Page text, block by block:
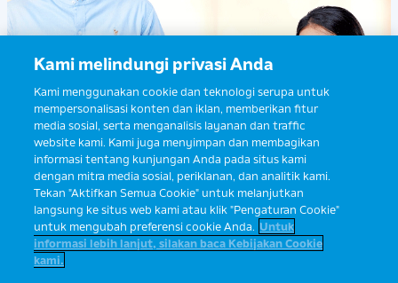
Baca Selengkapnya
Kami melindungi privasi Anda
Kami menggunakan cookie dan teknologi serupa untuk
mempersonalisasi konten dan iklan, memberikan fitur
media sosial, serta menganalisis layanan dan traffic
website kami. Kami juga menyimpan dan membagikan
informasi tentang kunjungan Anda pada situs kami
dengan mitra media sosial, periklanan, dan analitik kami.
Tekan "Aktifkan Semua Cookie" untuk melanjutkan
langsung ke situs web kami atau klik "Pengaturan Cookie"
untuk mengubah preferensi cookie Anda. Untuk
informasi lebih lanjut, silakan baca Kebijakan Cookie
kami.